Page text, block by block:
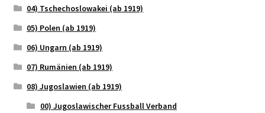
04) Tschechoslowakei (ab 1919)
05) Polen (ab 1919)
06) Ungarn (ab 1919)
07) Rumänien (ab 1919)
08) Jugoslawien (ab 1919)
00) Jugoslawischer Fussball Verband